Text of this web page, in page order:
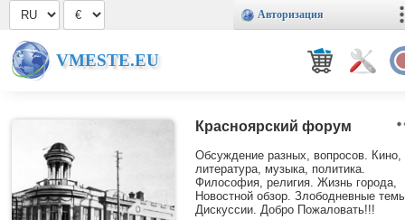
Авторизация
VMESTE.EU
Красноярский форум
Обсуждение разных, вопросов. Кино,
литература, музыка, политика.
Философия, религия. Жизнь города,
Новостной обзор. Злободневные
Дискуссии. Добро Пожаловать!!!